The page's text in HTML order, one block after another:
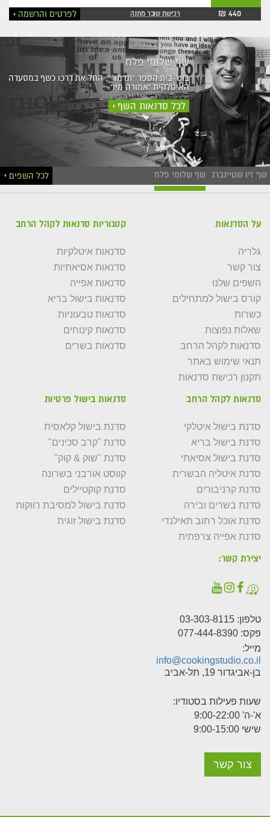
440 ₪ רכישת שובר מתנה לפרטים והרשמה
שף זיו שטיינברג שף שלומי פלח לכל השפים
שף שלומי פלח
בוגר בית הספר "תדמור". החל את דרכו כשף במסעדה
האיטלקית "אמורה מיו".
לכל סדנאות השף
על הסדנאות
גלריה
צור קשר
השפים שלנו
קורס בישול למתחילים
כשרות
שאלות נפוצות
סדנאות לקהל הרחב
תנאי שימוש באתר
תקנון רכישת סדנאות
קטגוריות סדנאות לקהל הרחב
סדנאות איטלקיות
סדנאות אסיאתיות
סדנאות אפייה
סדנאות בישול בריא
סדנאות טבעוניות
סדנאות קינוחים
סדנאות בשרים
סדנאות לקהל הרחב
סדנת בישול איטלקי
סדנת בישול בריא
סדנת בישול אסיאתי
סדנת איטליה הבשרית
סדנת קרניבורים
סדנת בשרים ובירה
סדנת אוכל רחוב תאילנדי
סדנת אפייה צרפתית
סדנאות בישול פרטיות
סדנת בישול קלאסית
סדנת "קרב סכינים"
סדנת "שוק & קוק"
קווסט אורבני בשרונה
סדנת קוקטיילים
סדנת בישול למסיבת רווקות
סדנת בישול זוגית
יצירת קשר:
טלפון: 03-303-8115
פקס: 077-444-8390
מייל:
info@cookingstudio.co.il
בן-אביגדור 19, תל-אביב
שעות פעילות בסטודיו:
א'-ה' 9:00-22:00
שישי 9:00-15:00
צור קשר